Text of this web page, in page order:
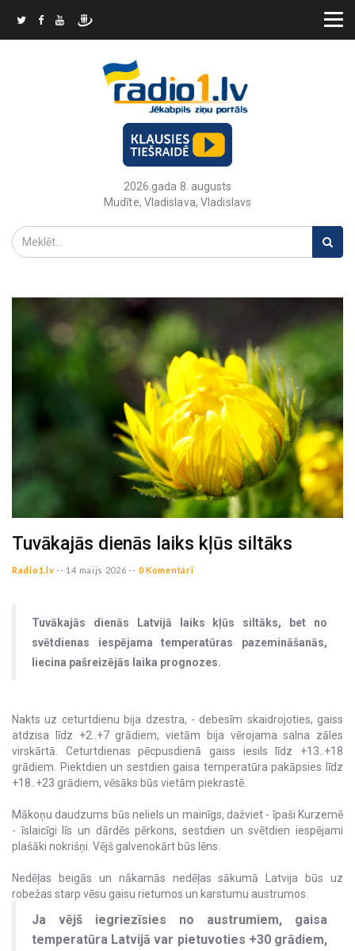
2026.gada 8. augusts
Mudīte, Vladislava, Vladislavs
Tuvākajās dienās laiks kļūs siltāks
Radio1.lv -- 14 maijs 2026 -- 0 Komentāri
Tuvākajās dienās Latvijā laiks kļūs siltāks, bet no
svētdienas iespējama temperatūras pazemināšanās,
liecina pašreizējās laika prognozes.
Nakts uz ceturtdienu bija dzestra, - debesīm skaidrojoties, gaiss
atdzisa līdz +2..+7 grādiem, vietām bija vērojama salna zāles
virskārtā. Ceturtdienas pēcpusdienā gaiss iesils līdz +13..+18
grādiem. Piektdien un sestdien gaisa temperatūra pakāpsies līdz
+18..+23 grādiem, vēsāks būs vietām piekrastē.
Mākoņu daudzums būs neliels un mainīgs, dažviet - īpaši Kurzemē
- īslaicīgi līs un dārdēs pērkons, sestdien un svētdien iespējami
plašāki nokrišņi. Vējš galvenokārt būs lēns.
Nedēļas beigās un nākamās nedēļas sākumā Latvija būs uz
robežas starp vēsu gaisu rietumos un karstumu austrumos.
Ja vējš iegriezīsies no austrumiem, gaisa
temperatūra Latvijā var pietuvoties +30 grādiem,